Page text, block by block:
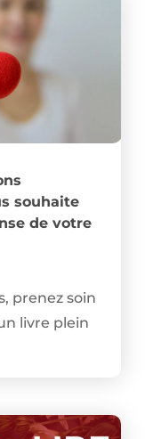
souhaite
de votre
prenez soin
livre plein